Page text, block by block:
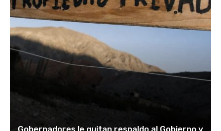
Gobernadores le quitan respaldo al Gobierno y